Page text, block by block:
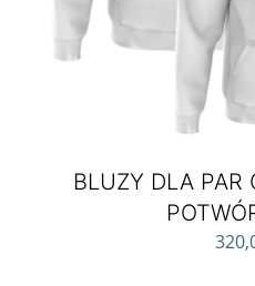
BLUZY DLA PAR